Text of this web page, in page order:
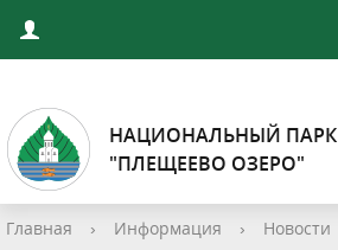
НАЦИОНАЛЬНЫЙ ПАРК
"ПЛЕЩЕЕВО ОЗЕРО"
Главная › Информация › Новости